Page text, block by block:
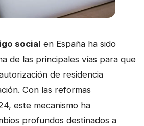
social en España ha sido
de las principales vías para que
de residencia
Con las reformas
este mecanismo ha
profundos destinados a